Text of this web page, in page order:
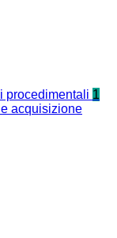
procedimentali 1
acquisizione